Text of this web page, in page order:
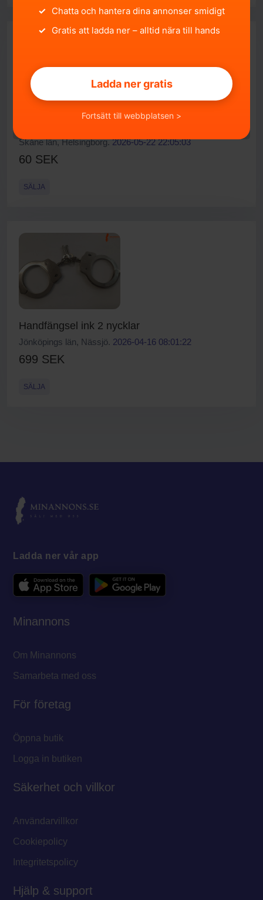
Skåne län, Helsingborg.2026-05-22 22:05:03
60 SEK
SÄLJA
Handfängsel ink 2 nycklar
Jönköpings län, Nässjö. 2026-04-16 08:01:22
699 SEK
SÄLJA
✓ Chatta och hantera dina annonser smidigt
✓ Gratis att ladda ner – alltid nära till hands
Ladda ner gratis
Fortsätt till webbplatsen >
Ladda ner vår app
Minannons
Om Minannons
Samarbeta med oss
För företag
Öppna butik
Logga in butiken
Säkerhet och villkor
Användarvillkor
Cookiepolicy
Integritetspolicy
Hjälp & support